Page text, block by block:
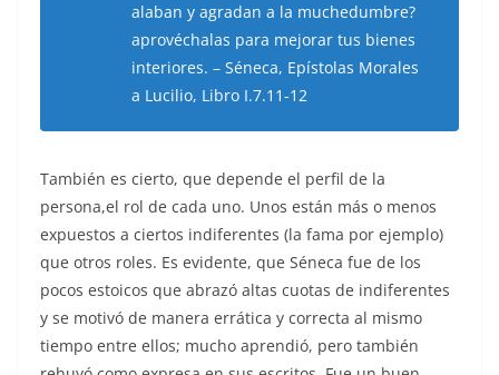
alaban y agradan a la muchedumbre?
aprovéchalas para mejorar tus bienes
interiores. – Séneca, Epístolas Morales
a Lucilio, Libro I.7.11-12
También es cierto, que depende el perfil de la
persona,el rol de cada uno. Unos están más o menos
expuestos a ciertos indiferentes (la fama por ejemplo)
que otros roles. Es evidente, que Séneca fue de los
pocos estoicos que abrazó altas cuotas de indiferentes
y se motivó de manera errática y correcta al mismo
tiempo entre ellos; mucho aprendió, pero también